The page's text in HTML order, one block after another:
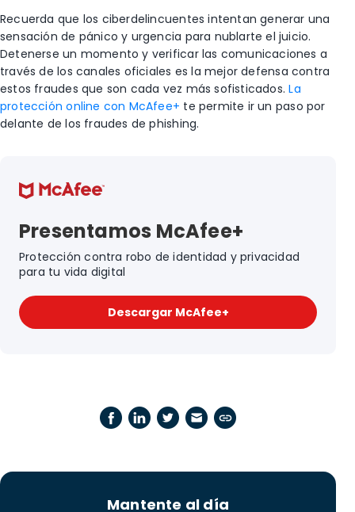
Recuerda que los ciberdelincuentes intentan generar una
sensación de pánico y urgencia para nublarte el juicio.
Detenerse un momento y verificar las comunicaciones a
través de los canales oficiales es la mejor defensa contra
estos fraudes que son cada vez más sofisticados.La
protección online con McAfee+ te permite ir un paso por
delante de los fraudes de phishing.
Presentamos McAfee+
Protección contra robo de identidad y privacidad
para tu vida digital
Descargar McAfee+
Mantente al día